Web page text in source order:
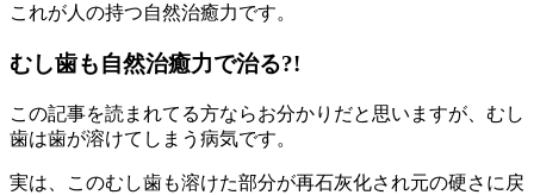
これが人の持つ自然治癒力です。
むし歯も自然治癒力で治る?!
この記事を読まれてる方ならお分かりだと思いますが、むし
歯は歯が溶けてしまう病気です。
実は、このむし歯も溶けた部分が再石灰化され元の硬さに戻